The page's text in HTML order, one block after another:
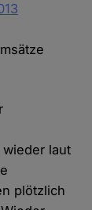
laut
plötzlich